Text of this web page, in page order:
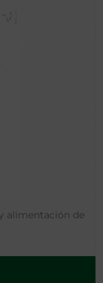
alimentación de